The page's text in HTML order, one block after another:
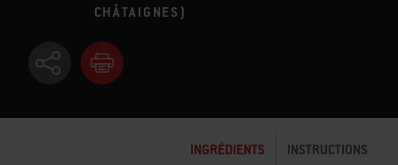
CHÂTAIGNES)
INGRÉDIENTS INSTRUCTIONS